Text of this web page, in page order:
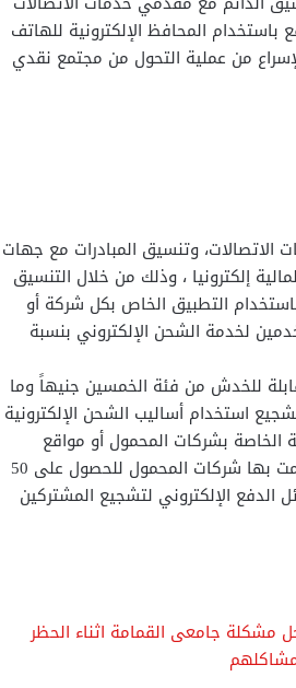
المحافظ الإلكترونية للهاتف
من عملية التحول من مجتمع نقدي
الاتصالات، وتنسيق المبادرات مع جهات
إلكترونيا ، وذلك من خلال التنسيق
إلكترونيا (باستخدام التطبيق الخاص بكل شركة أو
لخدمة الشحن الإلكتروني بنسبة
للخدش من فئة الخمسين جنيهاً وما
استخدام أساليب الشحن الإلكترونية
الخاصة بشركات المحمول أو مواقع
وتطبيقات الدفع الإلكتروني المختلفة، كما تم الموافقة على العروض التي تقدمت بها شركات المحمول للحصول على 50
الإلكتروني لتشجيع المشتركين
مشكلة جامعى القمامة اثناء الحظر